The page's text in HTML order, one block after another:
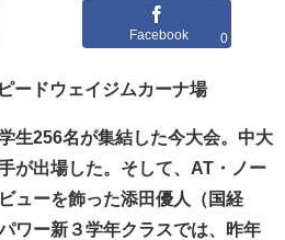
Facebook 0
ドウェイジムカーナ場
生256名が集結した今大会。中大
が出場した。そして、AT・ノー
ューを飾った添田優人（国経
ワー新３学年クラスでは、昨年